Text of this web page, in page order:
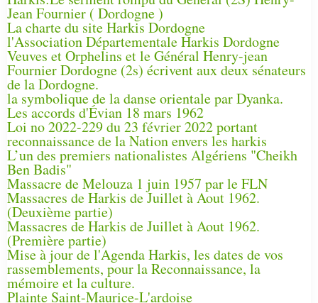
Jean Fournier ( Dordogne )
La charte du site Harkis Dordogne
l'Association Départementale Harkis Dordogne
Veuves et Orphelins et le Général Henry-jean
Fournier Dordogne (2s) écrivent aux deux sénateurs
de la Dordogne.
la symbolique de la danse orientale par Dyanka.
Les accords d'Évian 18 mars 1962
Loi no 2022-229 du 23 février 2022 portant
reconnaissance de la Nation envers les harkis
L’un des premiers nationalistes Algériens "Cheikh
Ben Badis"
Massacre de Melouza 1 juin 1957 par le FLN
Massacres de Harkis de Juillet à Aout 1962.
(Deuxième partie)
Massacres de Harkis de Juillet à Aout 1962.
(Première partie)
Mise à jour de l'Agenda Harkis, les dates de vos
rassemblements, pour la Reconnaissance, la
mémoire et la culture.
Plainte Saint-Maurice-L'ardoise